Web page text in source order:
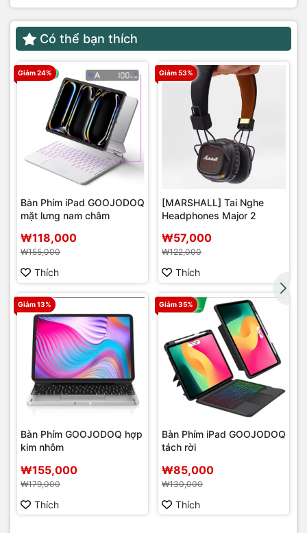
Có thể bạn thích
Giảm 24%
Bàn Phím iPad GOOJODOQ
mặt lưng nam châm
₩118,000
₩155,000
Thích
Giảm 53%
[MARSHALL] Tai Nghe
Headphones Major 2
₩57,000
₩122,000
Thích
Giảm 13%
Bàn Phím GOOJODOQ hợp
kim nhôm
₩155,000
₩179,000
Thích
Giảm 35%
Bàn Phím iPad GOOJODOQ
tách rời
₩85,000
₩130,000
Thích